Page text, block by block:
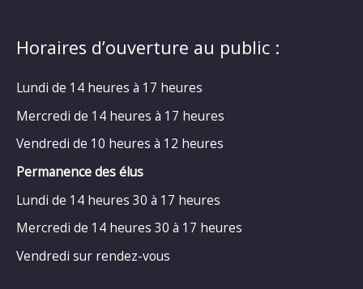
Horaires d’ouverture au public :
Lundi de 14 heures à 17 heures
Mercredi de 14 heures à 17 heures
Vendredi de 10 heures à 12 heures
Permanence des élus
Lundi de 14 heures 30 à 17 heures
Mercredi de 14 heures 30 à 17 heures
Vendredi sur rendez-vous